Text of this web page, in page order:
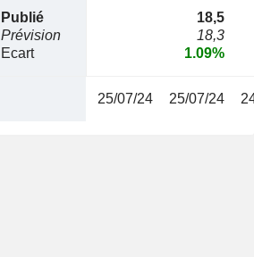
Publié
Prévision
Ecart
18,5
18,3
1.09%
25/07/24 25/07/24